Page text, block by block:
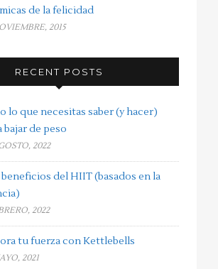
de la felicidad
2015
RECENT POSTS
lo que necesitas saber (y hacer)
bajar de peso
2022
del HIIT (basados en la
2022
tu fuerza con Kettlebells
2021